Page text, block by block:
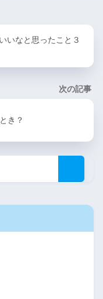
いなと思ったこと３
次の記事
き？